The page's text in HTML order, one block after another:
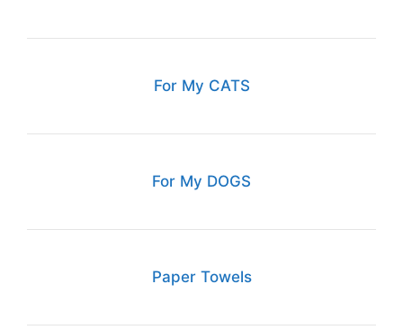
For My CATS
For My DOGS
Paper Towels